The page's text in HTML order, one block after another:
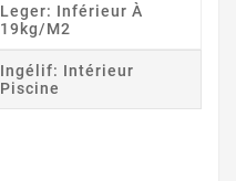
Leger: Inférieur À
19kg/m2
Ingélif: Intérieur
Piscine